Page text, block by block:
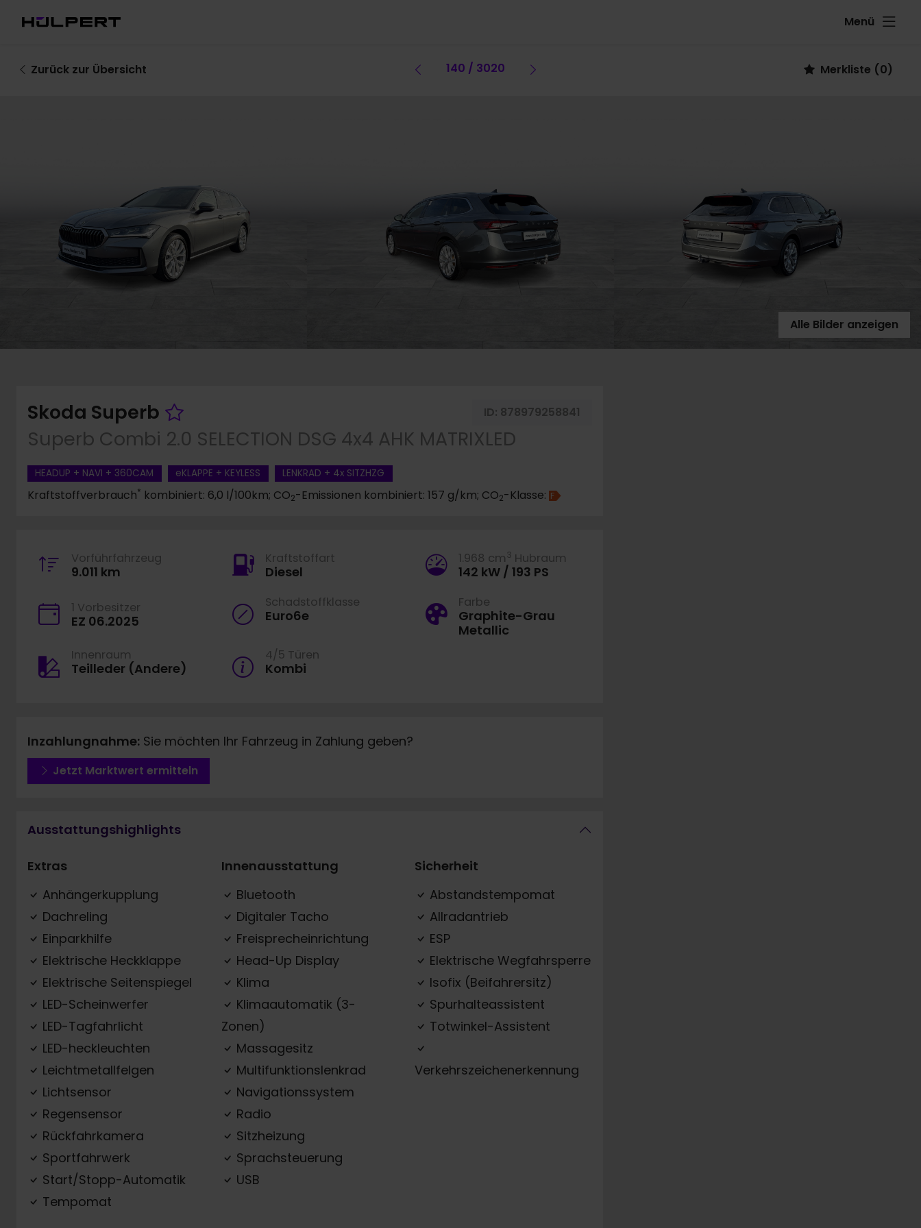
Menü
Zurück zur Übersicht Vorheriges Fahrzeug
140 / 3020 Merkliste (0)
Alle Bilder anzeigen
Skoda Superb Fahrzeug merken ID: 878979258841
Superb Combi 2.0 SELECTION DSG 4x4 AHK MATRIXLED
HEADUP + NAVI + 360CAM eKLAPPE + KEYLESS LENKRAD + 4x SITZHZG
Kraftstoffverbrauch* kombiniert: 6,0 l/100km; CO2-Emissionen kombiniert: 157 g/km; CO2-Klasse: F
Vorführfahrzeug
9.011 km
Kraftstoffart
Diesel
1.968 cm 3 Hubraum
142 kW / 193 PS
1 Vorbesitzer
EZ 06.2025
Schadstoffklasse
Euro6e
Farbe
Graphite-Grau
Metallic
Innenraum
Teilleder (Andere)
4/5 Türen
Kombi
Inzahlungnahme: Sie möchten Ihr Fahrzeug in Zahlung geben?
Jetzt Marktwert ermitteln
Ausstattungshighlights
Extras
Anhängerkupplung
Dachreling
Einparkhilfe
Elektrische Heckklappe
Elektrische Seitenspiegel
LED-Scheinwerfer
LED-Tagfahrlicht
LED-heckleuchten
Leichtmetallfelgen
Lichtsensor
Regensensor
Rückfahrkamera
Sportfahrwerk
Start/Stopp-Automatik
Tempomat
Innenausstattung
Bluetooth
Digitaler Tacho
Freisprecheinrichtung
Head-Up Display
Klima
Klimaautomatik (3-
Zonen)
Massagesitz
Multifunktionslenkrad
Navigationssystem
Radio
Sitzheizung
Sprachsteuerung
USB
Sicherheit
Abstandstempomat
Allradantrieb
ESP
Elektrische Wegfahrsperre
Isofix (Beifahrersitz)
Spurhalteassistent
Totwinkel-Assistent
Verkehrszeichenerkennung